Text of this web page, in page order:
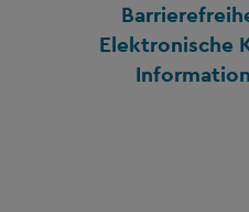
Elektronische